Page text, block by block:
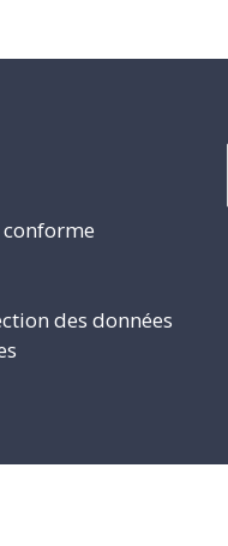
des données